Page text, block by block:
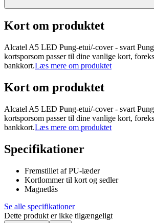
Kort om produktet
Alcatel A5 LED Pung-etui/-cover - svart
kortsporsom passer til dine vanlige kort,
bankkort.Læs mere om produktet
Kort om produktet
Alcatel A5 LED Pung-etui/-cover - svart
kortsporsom passer til dine vanlige kort,
bankkort.Læs mere om produktet
Specifikationer
Fremstillet af PU-læder
Kortlommer til kort og sedler
Magnetlås
Se alle specifikationer
Dette produkt er ikke tilgængeligt